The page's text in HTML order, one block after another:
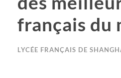
français du
LYCÉE FRANÇAIS DE